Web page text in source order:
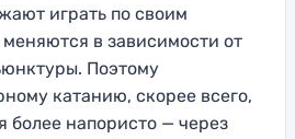
играть по своим
в зависимости от
Поэтому
катанию, скорее всего,
более напористо — через